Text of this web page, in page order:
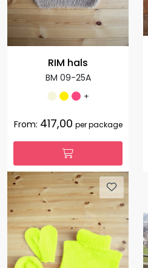
RIM hals
BM 09-25A
+
From: 417,00 per package